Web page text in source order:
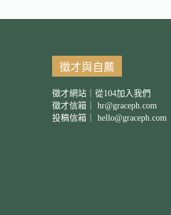
徵才與自薦
徵才網站｜從104加入我們
徵才信箱｜ hr@graceph.com
投稿信箱｜ hello@graceph.com